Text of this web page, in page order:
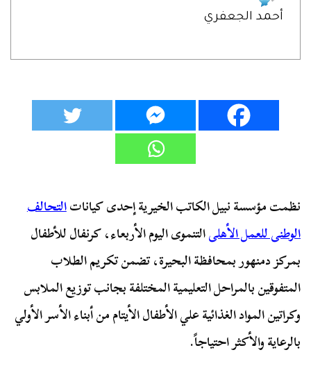
أحمد الجعفري
نظمت مؤسسة نبيل الكاتب الخيرية إحدى كياناتالتحالف
الوطنى للعمل الأهلىالتنموى اليوم الأربعاء، كرنفال للأطفال
بمركز دمنهور بمحافظة البحيرة، تضمن تكريم الطلاب
المتفوقين بالمراحل التعليمية المختلفة بجانب توزيع الملابس
وكراتين المواد الغذائية علي الأطفال الأيتام من أبناء الأسر الأولي
بالرعاية والأكثر احتياجاً.